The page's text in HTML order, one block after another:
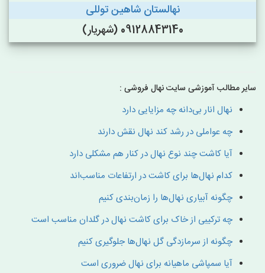
نهالستان شاهین توللی
09128843140 (شهریار)
سایر مطالب آموزشی سایت نهال فروشی :
نهال انار بی‌دانه چه مزایایی دارد
چه عواملی در رشد کند نهال نقش دارند
آیا کاشت چند نوع نهال در کنار هم مشکلی دارد
کدام نهال‌ها برای کاشت در ارتفاعات مناسب‌اند
چگونه آبیاری نهال‌ها را زمان‌بندی کنیم
چه ترکیبی از خاک برای کاشت نهال در گلدان مناسب است
چگونه از سرمازدگی گل نهال‌ها جلوگیری کنیم
آیا سمپاشی ماهیانه برای نهال ضروری است